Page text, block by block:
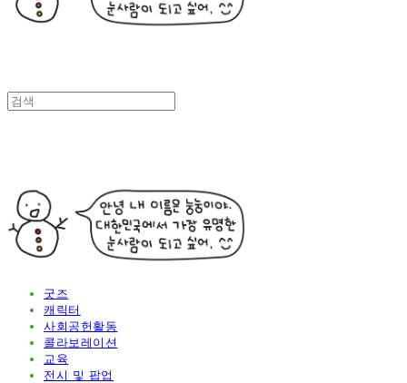
굿즈
캐릭터
사회공헌활동
콜라보레이션
교육
전시 및 팝업